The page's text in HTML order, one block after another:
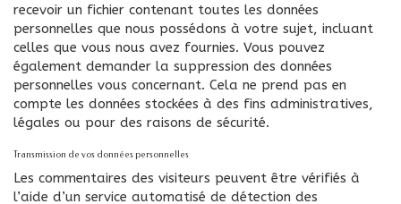
recevoir un fichier contenant toutes les données
personnelles que nous possédons à votre sujet, incluant
celles que vous nous avez fournies. Vous pouvez
également demander la suppression des données
personnelles vous concernant. Cela ne prend pas en
compte les données stockées à des fins administratives,
légales ou pour des raisons de sécurité.
Transmission de vos données personnelles
Les commentaires des visiteurs peuvent être vérifiés à
l’aide d’un service automatisé de détection des